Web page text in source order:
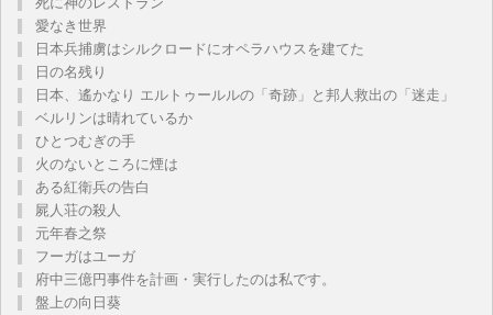
愛なき世界
日本兵捕虜はシルクロードにオペラハウスを建てた
日の名残り
日本、遙かなり エルトゥールルの「奇跡」と邦人救出の「迷走」
ベルリンは晴れているか
ひとつむぎの手
火のないところに煙は
ある紅衛兵の告白
屍人荘の殺人
元年春之祭
フーガはユーガ
府中三億円事件を計画・実行したのは私です。
盤上の向日葵